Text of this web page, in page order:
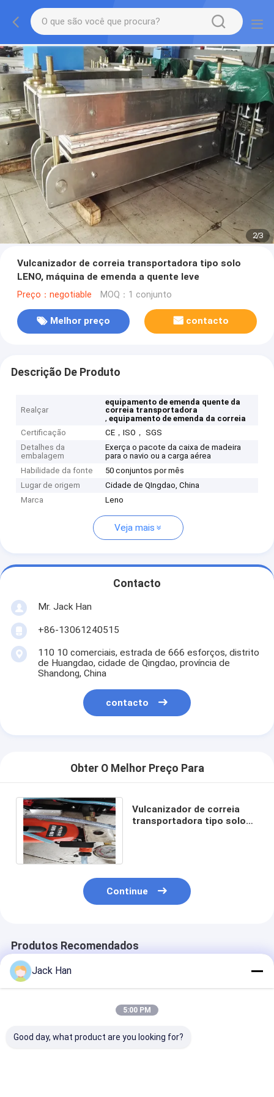
2/3
Vulcanizador de correia transportadora tipo solo
LENO, máquina de emenda a quente leve
Preço：negotiable MOQ：1 conjunto
Melhor preço contacto
Descrição De Produto
Realçar
equipamento de emenda quente da
correia transportadora
,equipamento de emenda da correia
Certificação
CE，ISO， SGS
Detalhes da
embalagem
Exerça o pacote da caixa de madeira
para o navio ou a carga aérea
Habilidade da fonte
50 conjuntos por mês
Lugar de origem
Cidade de QIngdao, China
Marca
Leno
Veja mais
Contacto
Mr. Jack Han
+86-13061240515
110 10 comerciais, estrada de 666 esforços, distrito
de Huangdao, cidade de Qingdao, província de
Shandong, China
contacto
Obter O Melhor Preço Para
Vulcanizador de correia
transportadora tipo solo
Continue
Produtos Recomendados
Jack Han
5:00 PM
Good day, what product are you looking for?